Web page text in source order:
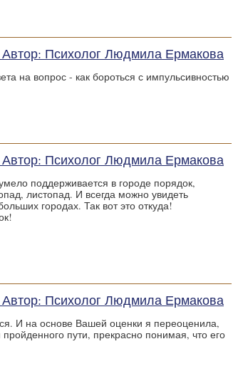
Автор: Психолог Людмила Ермакова
на вопрос - как бороться с импульсивностью
Автор: Психолог Людмила Ермакова
поддерживается в городе порядок,
листопад. И всегда можно увидеть
городах. Так вот это откуда!
Автор: Психолог Людмила Ермакова
И на основе Вашей оценки я переоценила,
пути, прекрасно понимая, что его